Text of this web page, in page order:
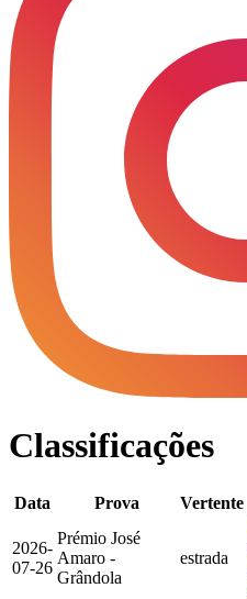
Classificações
Data Prova Vertente
2026-
07-26
Prémio José
Amaro -
Grândola
estrada